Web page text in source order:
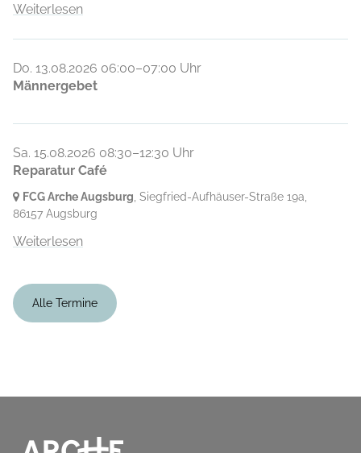
Weiterlesen
Do. 13.08.2026 06:00–07:00 Uhr
Männergebet
Sa. 15.08.2026 08:30–12:30 Uhr
Reparatur Café
FCG Arche Augsburg , Siegfried-Aufhäuser-Straße 19a,
86157 Augsburg
Weiterlesen
Alle Termine